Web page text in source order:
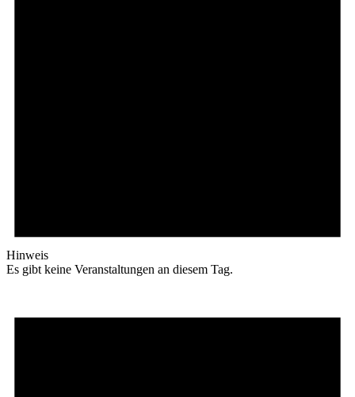
Hinweis
Es gibt keine Veranstaltungen an diesem Tag.